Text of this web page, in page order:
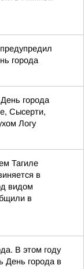
города
города
Сысерти,
Логу
Тагиле
в
видом
в
В этом году
День города в